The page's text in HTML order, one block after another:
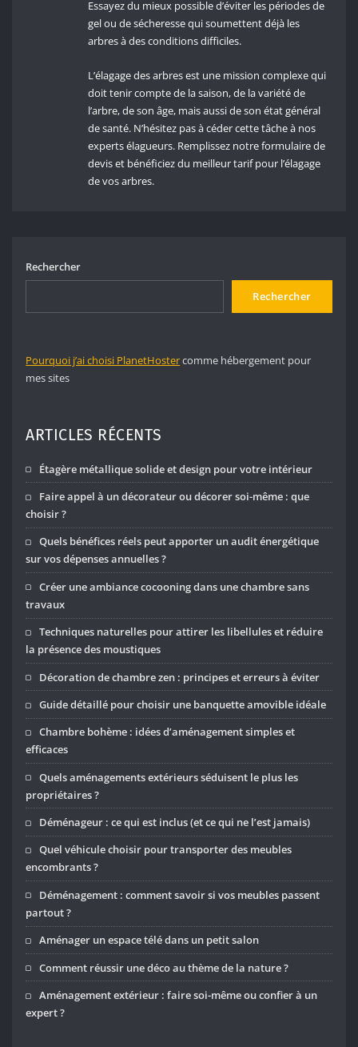
Essayez du mieux possible d’éviter les périodes de
gel ou de sécheresse qui soumettent déjà les
arbres à des conditions difficiles.
L’élagage des arbres est une mission complexe qui
doit tenir compte de la saison, de la variété de
l’arbre, de son âge, mais aussi de son état général
de santé. N’hésitez pas à céder cette tâche à nos
experts élagueurs. Remplissez notre formulaire de
devis et bénéficiez du meilleur tarif pour l’élagage
de vos arbres.
Rechercher
Rechercher
Pourquoi j’ai choisi PlanetHostercomme hébergement pour
mes sites
ARTICLES RÉCENTS
Étagère métallique solide et design pour votre intérieur
Faire appel à un décorateur ou décorer soi-même : que
choisir ?
Quels bénéfices réels peut apporter un audit énergétique
sur vos dépenses annuelles ?
Créer une ambiance cocooning dans une chambre sans
travaux
Techniques naturelles pour attirer les libellules et réduire
la présence des moustiques
Décoration de chambre zen : principes et erreurs à éviter
Guide détaillé pour choisir une banquette amovible idéale
Chambre bohème : idées d’aménagement simples et
efficaces
Quels aménagements extérieurs séduisent le plus les
propriétaires ?
Déménageur : ce qui est inclus (et ce qui ne l’est jamais)
Quel véhicule choisir pour transporter des meubles
encombrants ?
Déménagement : comment savoir si vos meubles passent
partout ?
Aménager un espace télé dans un petit salon
Comment réussir une déco au thème de la nature ?
Aménagement extérieur : faire soi-même ou confier à un
expert ?